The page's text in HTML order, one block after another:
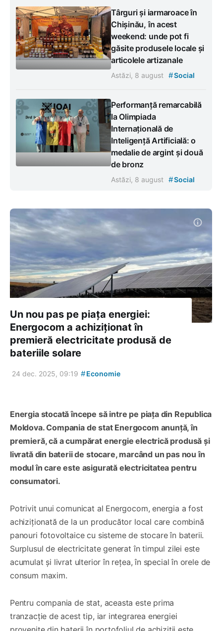
Târguri și iarmaroace în
Chișinău, în acest
weekend: unde pot fi
găsite produsele locale și
articolele artizanale
Astăzi, 8 august #Social
Performanță remarcabilă
la Olimpiada
Internațională de
Inteligență Artificială: o
medalie de argint și două
de bronz
Astăzi, 8 august #Social
Un nou pas pe piața energiei:
Energocom a achiziționat în
premieră electricitate produsă de
bateriile solare
24 dec. 2025, 09:19 #Economie
Energia stocată începe să intre pe piața din Republica
Moldova. Compania de stat Energocom anunță, în
premieră, că a cumpărat energie electrică produsă și
livrată din baterii de stocare, marcând un pas nou în
modul în care este asigurată electricitatea pentru
consumatori.
Potrivit unui comunicat al Energocom, energia a fost
achiziționată de la un producător local care combină
panouri fotovoltaice cu sisteme de stocare în baterii.
Surplusul de electricitate generat în timpul zilei este
acumulat și livrat ulterior în rețea, în special în orele de
consum maxim.
Pentru compania de stat, aceasta este prima
tranzacție de acest tip, iar integrarea energiei